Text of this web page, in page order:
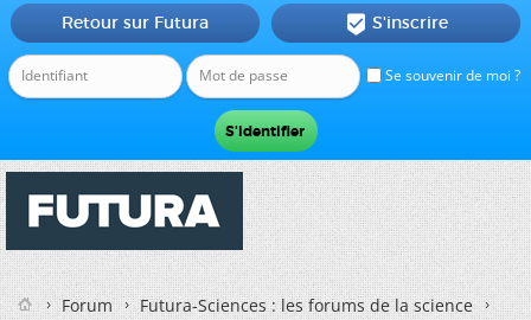
Se souvenir de moi ?
Retour sur Futura  S'inscrire
Forum
Futura-Sciences : les forums de la science